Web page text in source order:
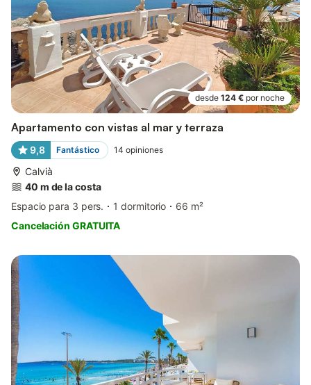
desde 124 € por noche
Apartamento con vistas al mar y terraza
9,8 Fantástico 14 opiniones
Calvià
40 m de la costa
Espacio para 3 pers.
1 dormitorio
66 m²
Cancelación GRATUITA